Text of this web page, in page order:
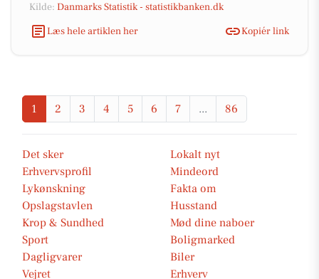
Kilde: Danmarks Statistik - statistikbanken.dk
Læs hele artiklen her
Kopiér link
1 2 3 4 5 6 7 ... 86
Det sker
Lokalt nyt
Erhvervsprofil
Mindeord
Lykønskning
Fakta om
Opslagstavlen
Husstand
Krop & Sundhed
Mød dine naboer
Sport
Boligmarked
Dagligvarer
Biler
Vejret
Erhverv